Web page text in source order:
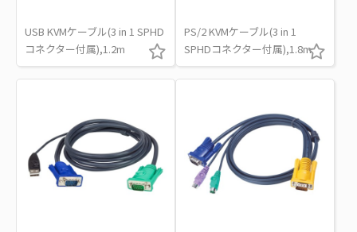
USB KVMケーブル(3 in 1 SPHD
コネクター付属),1.2m
PS/2 KVMケーブル(3 in 1
SPHDコネクター付属),1.8m